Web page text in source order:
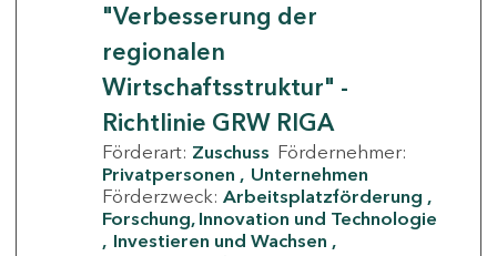
"Verbesserung der
regionalen
Wirtschaftsstruktur" -
Richtlinie GRW RIGA
Förderart: Zuschuss Fördernehmer:
Privatpersonen
Unternehmen
Förderzweck: Arbeitsplatzförderung
Forschung, Innovation und Technologie
Investieren und Wachsen